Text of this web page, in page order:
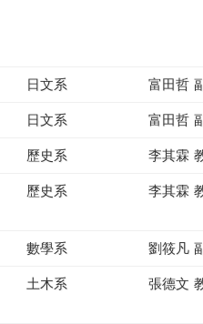
日文系 富田哲
日文系 富田哲
歷史系 李其霖
歷史系 李其霖
數學系 劉筱凡
土木系 張德文